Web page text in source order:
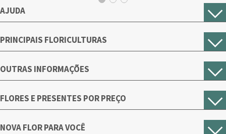
AJUDA
PRINCIPAIS FLORICULTURAS
OUTRAS INFORMAÇÕES
FLORES E PRESENTES POR PREÇO
NOVA FLOR PARA VOCÊ